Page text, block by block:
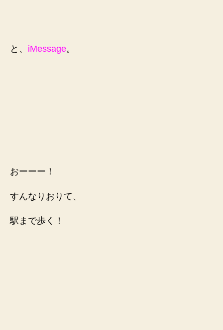
と、 iMessage。
おーーー！
すんなりおりて、
駅まで歩く！